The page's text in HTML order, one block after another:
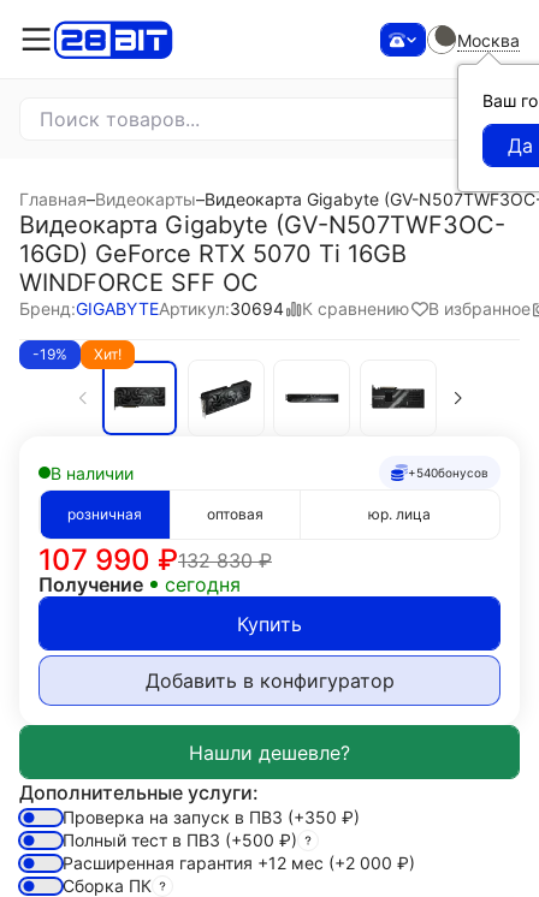
Москва
Ваш
Главная–Видеокарты–Видеокарта Gigabyte (GV-
Видеокарта Gigabyte (GV-N507TWF3OC-
16GD) GeForce RTX 5070 Ti 16GB
WINDFORCE SFF OC
Бренд:GIGABYTEАртикул:30694 К сравнению В избранное
-19% Хит!
В наличии +540бонусов
розничная оптовая юр. лица
132 830₽
107 990 ₽
Получение
сегодня
Купить
Добавить в конфигуратор
Дополнительные услуги:
Проверка на запуск в ПВЗ (+350 ₽)
Полный тест в ПВЗ (+500 ₽)
Расширенная гарантия +12 мес (+2 000 ₽)
Сборка ПК